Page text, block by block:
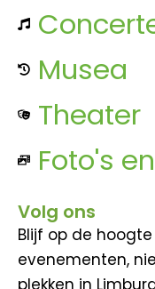
Musea
Theater
Foto's
Volg ons
Blijf op de
evenementen,
plekken in